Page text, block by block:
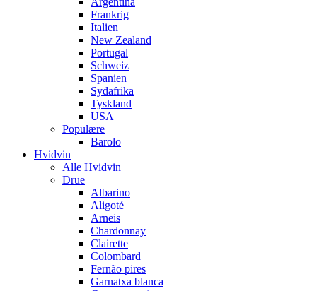
Frankrig
Italien
New Zealand
Portugal
Schweiz
Spanien
Sydafrika
Tyskland
USA
Populære
Barolo
Hvidvin
Alle Hvidvin
Drue
Albarino
Aligoté
Arneis
Chardonnay
Clairette
Colombard
Fernão pires
Garnatxa blanca